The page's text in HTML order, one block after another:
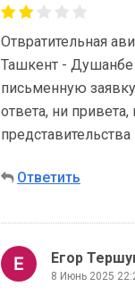
Отвратительная
Ташкент - Душанбе
письменную
ответа, ни
Ответить
Егор
8 Июнь 2025